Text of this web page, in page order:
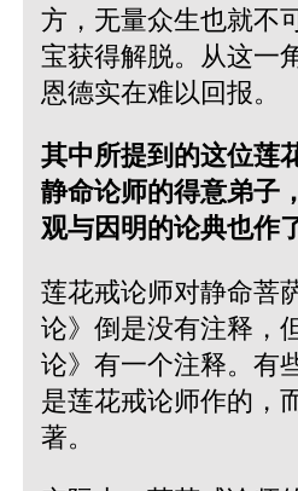
方，无量众生也就不
宝获得解脱。从这一
恩德实在难以回报。
其中所提到的这位莲
静命论师的得意弟子
观与因明的论典也作
莲花戒论师对静命菩
论》倒是没有注释，
论》有一个注释。有
是莲花戒论师作的，
著。